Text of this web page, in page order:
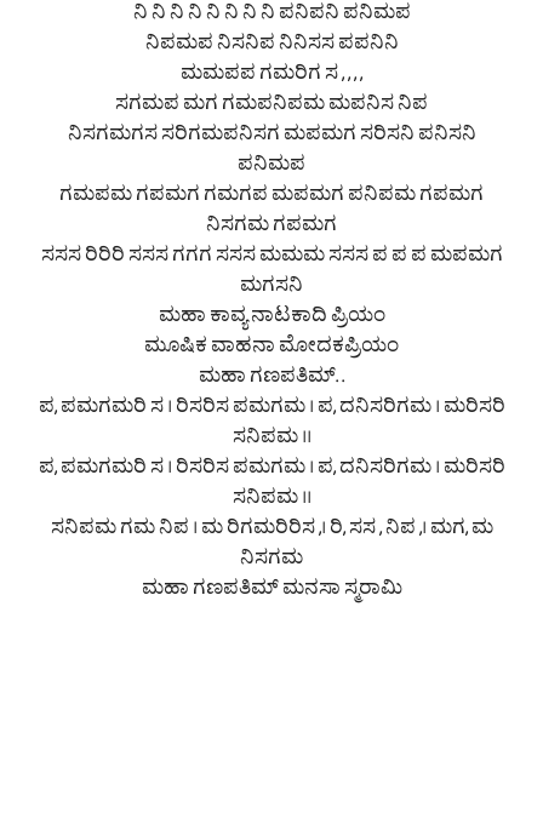
ನಿ ನಿ ನಿ ನಿ ನಿ ನಿ ನಿ ನಿ ಪನಿಪನಿ ಪನಿಮಪ
ನಿಪಮಪ ನಿಸನಿಪ ನಿನಿಸಸ ಪಪನಿನಿ
ಮಮಪಪ ಗಮರಿಗ ಸ , , , ,
ಸಗಮಪ ಮಗ ಗಮಪನಿಪಮ ಮಪನಿಸ ನಿಪ
ನಿಸಗಮಗಸ ಸರಿಗಮಪನಿಸಗ ಮಪಮಗ ಸರಿಸನಿ ಪನಿಸನಿ
ಪನಿಮಪ
ಗಮಪಮ ಗಪಮಗ ಗಮಗಪ ಮಪಮಗ ಪನಿಪಮ ಗಪಮಗ
ನಿಸಗಮ ಗಪಮಗ
ಸಸಸ ರಿರಿರಿ ಸಸಸ ಗಗಗ ಸಸಸ ಮಮಮ ಸಸಸ ಪ ಪ ಪ ಮಪಮಗ
ಮಗಸನಿ
ಮಹಾ ಕಾವ್ಯ ನಾಟಕಾದಿ ಪ್ರಿಯಂ
ಮೂಷಿಕ ವಾಹನಾ ಮೋದಕಪ್ರಿಯಂ
ಮಹಾ ಗಣಪತಿಮ್. .
ಪ, ಪಮಗಮರಿ ಸ । ರಿಸರಿಸ ಪಮಗಮ । ಪ, ದನಿಸರಿಗಮ । ಮರಿಸರಿ
ಸನಿಪಮ ।।
ಪ, ಪಮಗಮರಿ ಸ । ರಿಸರಿಸ ಪಮಗಮ । ಪ, ದನಿಸರಿಗಮ । ಮರಿಸರಿ
ಸನಿಪಮ ।।
ಸನಿಪಮ ಗಮ ನಿಪ । ಮ ರಿಗಮರಿರಿಸ ,। ರಿ, ಸಸ , ನಿಪ ,। ಮಗ, ಮ
ನಿಸಗಮ
ಮಹಾ ಗಣಪತಿಮ್ ಮನಸಾ ಸ್ಮರಾಮಿ